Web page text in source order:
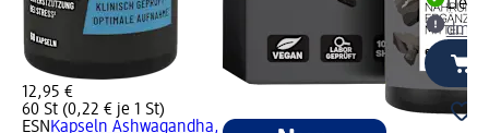
12,95 €
60 St (0,22 € je 1 St)
ESN Kapseln Ashwagandha,
dm